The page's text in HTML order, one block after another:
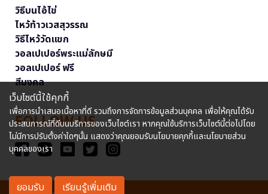
วิธีบนไอ้ไข่
ไหว้ท้าวเวสสุวรรณ
วิธีไหว้วัดแขก
วอลเปเปอร์พระแม่ลักษมี
วอลเปเปอร์ ฟรี
สีมงคล
FOLLOW US
เว็บไซต์นี้ใช้คุกกี้
เพื่อการนำเสนอเนื้อหาที่ดี รวมถึงการจัดการข้อมูลส่วนบุคคล เพื่อให้คุณได้รับ
ประสบการณ์ที่ดีบนบริการของเว็บไซต์เรา หากคุณใช้บริการเว็บไซต์นี้ต่อไปโดย
ไม่มีการปรับตั้งค่าใดๆนั้น แสดงว่าคุณยอมรับนโยบายคุกกี้และนโยบายส่วน
บุคคลของเรา
ยอมรับ เรียนรู้เพิ่มเติม